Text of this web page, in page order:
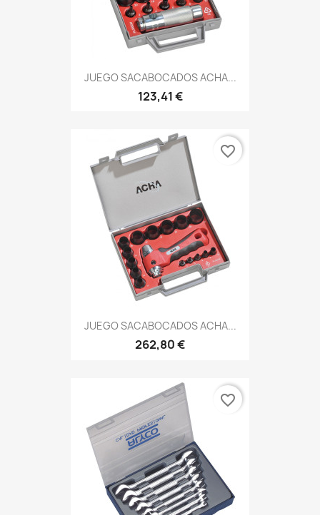
JUEGO SACABOCADOS ACHA...
123,41 €
JUEGO SACABOCADOS ACHA...
262,80 €
favorite_border
favorite_border